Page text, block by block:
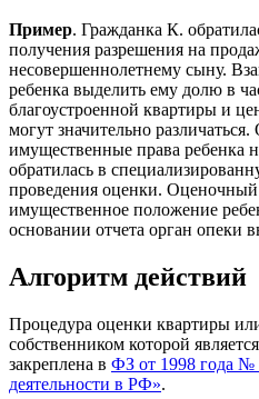
Пример. Гражданка К.
получения разрешения на
несовершеннолетнему сыну.
ребенка выделить ему долю в
благоустроенной квартиры и
могут значительно
имущественные права ребенка
обратилась в
проведения оценки. Оценочный
имущественное положение
основании отчета орган опеки
Алгоритм действий
Процедура оценки квартиры
собственником которой
закреплена в ФЗ от 1998 года №
деятельности в РФ».